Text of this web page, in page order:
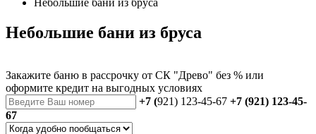
Небольшие бани из бруса
Небольшие бани из бруса
Закажите баню в рассрочку от СК "Древо" без % или
оформите кредит на выгодных условиях
+7 (921) 123-45-67 +7 (921) 123-45-
67